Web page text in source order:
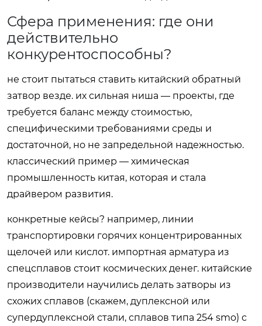
Сфера применения: где они
действительно
конкурентоспособны?
не стоит пытаться ставить китайский обратный
затвор везде. их сильная ниша — проекты, где
требуется баланс между стоимостью,
специфическими требованиями среды и
достаточной, но не запредельной надежностью.
классический пример — химическая
промышленность китая, которая и стала
драйвером развития.
конкретные кейсы? например, линии
транспортировки горячих концентрированных
щелочей или кислот. импортная арматура из
спецсплавов стоит космических денег. китайские
производители научились делать затворы из
схожих сплавов (скажем, дуплексной или
супердуплексной стали, сплавов типа 254 smo) с